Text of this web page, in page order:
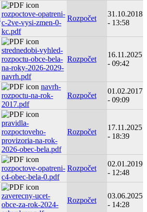
rozpoctove-opatreni-
c-2ve-vysi-zmen-0-
kc.pdf
Rozpočet
31.10.2018
- 13:58
strednedobi-vyhled-
rozpoctu-obce-bela-
na-roky-2026-2029-
navrh.pdf
Rozpočet
16.11.2025
- 09:42
navrh-
rozpoctu-na-rok-
2017.pdf
Rozpočet
01.02.2017
- 09:09
pravidla-
rozpoctoveho-
provizoria-na-rok-
2026-obec-bela.pdf
Rozpočet
17.11.2025
- 18:39
rozpoctove-opatreni-
c4-obec-bela-0.pdf
Rozpočet
02.01.2019
- 12:48
zaverecny-ucet-
obce-za-rok-2024-
Rozpočet
03.06.2025
- 14:28